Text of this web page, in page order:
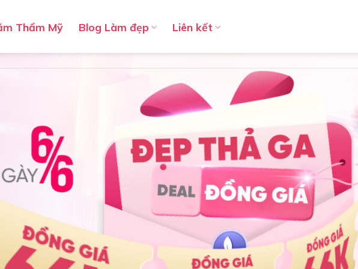
Thẩm Mỹ Blog Làm đẹp Liên kết